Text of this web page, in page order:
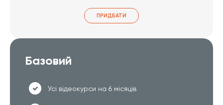
ПРИДБАТИ
Базовий
Усі відеокурси на 6 місяців